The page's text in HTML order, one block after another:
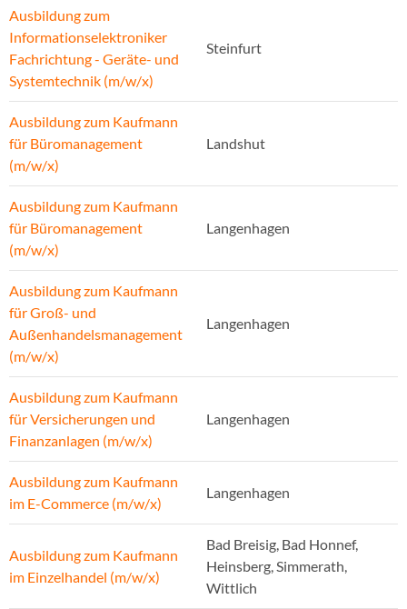
Ausbildung zum
Informationselektroniker
Fachrichtung - Geräte- und
Systemtechnik (m/w/x)
Steinfurt
Ausbildung zum Kaufmann
für Büromanagement
(m/w/x)
Landshut
Ausbildung zum Kaufmann
für Büromanagement
(m/w/x)
Langenhagen
Ausbildung zum Kaufmann
für Groß- und
Außenhandelsmanagement
(m/w/x)
Langenhagen
Ausbildung zum Kaufmann
für Versicherungen und
Finanzanlagen (m/w/x)
Langenhagen
Ausbildung zum Kaufmann
im E-Commerce (m/w/x)
Langenhagen
Ausbildung zum Kaufmann
im Einzelhandel (m/w/x)
Bad Breisig, Bad Honnef,
Heinsberg, Simmerath,
Wittlich